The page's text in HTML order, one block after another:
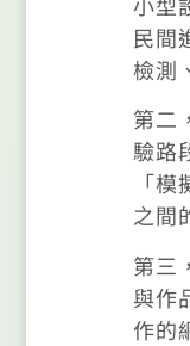
民間
檢測
第二
驗路
「
之間
第三
與作
作的